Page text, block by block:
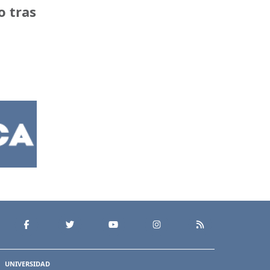
tras
UNIVERSIDAD